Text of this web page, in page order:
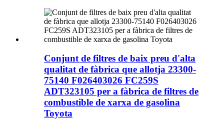
Conjunt de filtres de baix preu d'alta
qualitat de fàbrica que allotja 23300-
75140 F026403026 FC259S
ADT323105 per a fàbrica de filtres de
combustible de xarxa de gasolina
Toyota